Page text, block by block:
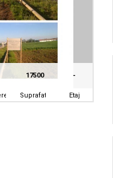
17500
Suprafata
-
Etaj